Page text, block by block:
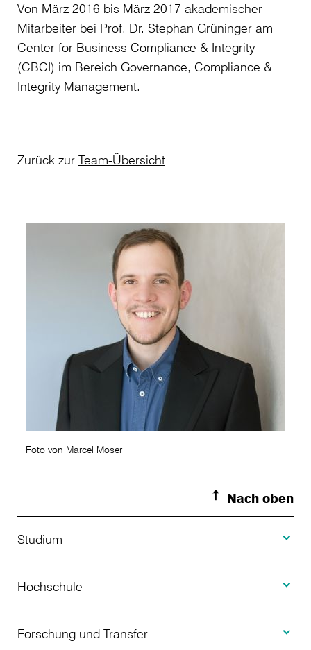
Von März 2016 bis März 2017 akademischer
Mitarbeiter bei Prof. Dr. Stephan Grüninger am
Center for Business Compliance & Integrity
(CBCI) im Bereich Governance, Compliance &
Integrity Management.
Zurück zur Team-Übersicht
Foto von Marcel Moser
Nach oben
Studium
Studienangebot
Bewerbung
Hochschule
Über uns
Forschung und Transfer